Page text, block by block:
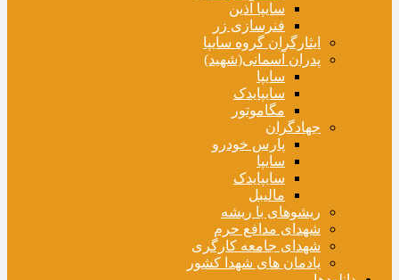
سایپا آذین
فنرسازی زر
ایثارگران گروه سایپا
پدران آسمانی(شهید)
سایپا
سایپایدک
مگاموتور
جهادگران
پارس خودرو
سایپا
سایپایدک
مالیبل
ریشوهای با ریشه
شهدای مدافع حرم
شهدای جامعه کارگری
یادمان های شهدا کشور